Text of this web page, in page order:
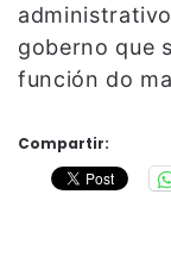
goberno que
función do
Compartir: